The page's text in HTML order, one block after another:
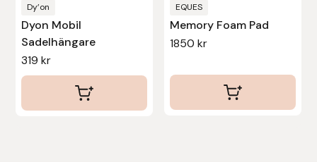
Dy’on
Dyon Mobil
Sadelhängare
319kr
EQUES
Memory Foam Pad
1850 kr